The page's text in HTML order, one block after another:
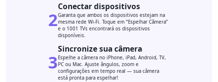
2
Conectar dispositivos
Garanta que ambos os dispositivos estejam na
mesma rede Wi-Fi. Toque em “Espelhar Câmera”
e o 1001 TVs encontrará os dispositivos
disponíveis.
3
Sincronize sua câmera
Espelhe a câmera no iPhone, iPad, Android, TV,
PC ou Mac. Ajuste ângulos, zoom e
configurações em tempo real — sua câmera
está pronta para espelhar!